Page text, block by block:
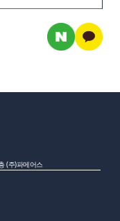
(주)파메어스